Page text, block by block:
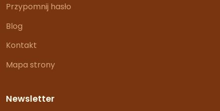
Przypomnij hasło
Blog
Kontakt
Mapa strony
Newsletter